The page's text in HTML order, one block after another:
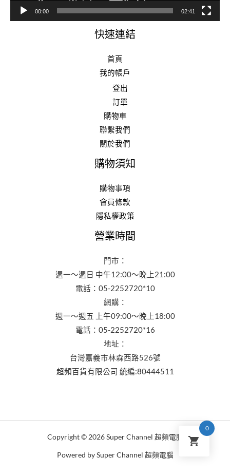
00:00 02:41
快速連結
首頁
我的帳戶
登出
訂單
購物車
聯繫我們
關於我們
購物須知
購物事項
會員條款
隱私權政策
營業時間
門市：
週一～週日 中午12:00～晚上21:00
電話：05-2252720*10
網購：
週一～週五 上午09:00～晚上18:00
電話：05-2252720*16
地址：
台灣嘉義市林森西路526號
超頻百貨有限公司 統編:80444511
Copyright © 2026 Super Channel 超頻電腦
Powered by Super Channel 超頻電腦
0